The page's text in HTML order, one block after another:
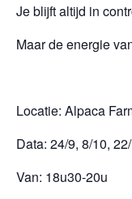
Je blijft altijd in
Maar de energie
Locatie: Alpaca
Data: 24/9, 8/10,
Van: 18u30-20u